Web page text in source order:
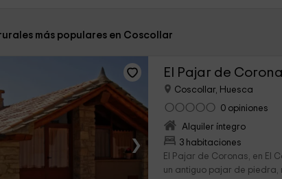
más populares en Coscollar
›
El Pajar de
Coscollar, Huesca
0 opiniones
Alquiler íntegro
3 habitaciones
El Pajar de Coronas, en El
un antiguo pajar de